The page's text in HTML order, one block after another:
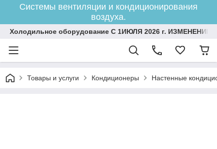
Системы вентиляции и кондиционирования
воздуха.
Холодильное оборудование С 1ИЮЛЯ 2026 г.
Товары и услуги Кондиционеры Настенные